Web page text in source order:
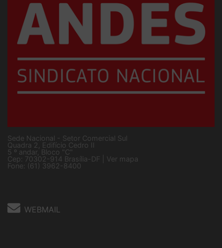
Sede Nacional - Setor Comercial Sul
Quadra 2, Edifício Cedro II
5 º andar, Bloco "C"
Cep: 70302-914 Brasília-DF | Ver mapa
Fone: (61) 3962-8400
WEBMAIL